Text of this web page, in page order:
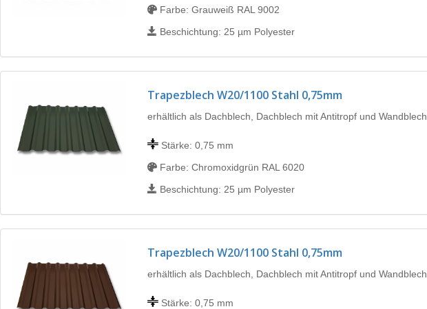
Farbe: Grauweiß RAL 9002
Beschichtung: 25 µm Polyester
Trapezblech W20/1100 Stahl 0,75mm
erhältlich als Dachblech, Dachblech mit Antitropf und Wandblech
Stärke: 0,75 mm
Farbe: Chromoxidgrün RAL 6020
Beschichtung: 25 µm Polyester
Trapezblech W20/1100 Stahl 0,75mm
erhältlich als Dachblech, Dachblech mit Antitropf und Wandblech
Stärke: 0,75 mm